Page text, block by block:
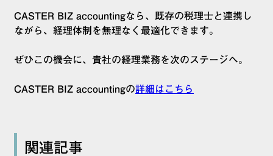
CASTER BIZ accountingなら、既存の税理士と連携し
ながら、経理体制を無理なく最適化できます。
ぜひこの機会に、貴社の経理業務を次のステージへ。
CASTER BIZ accountingの詳細はこちら
関連記事